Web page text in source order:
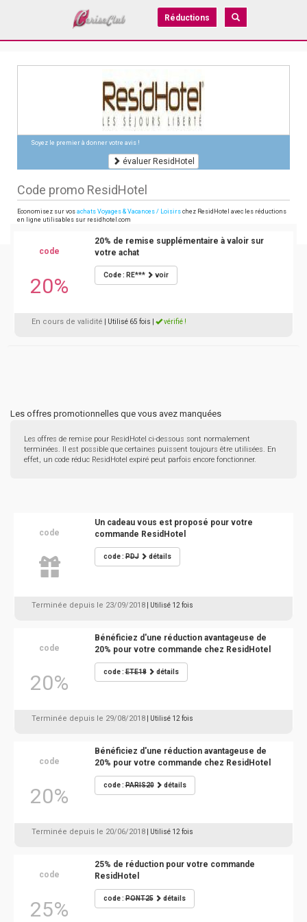
Réductions
Soyez le premier à donner votre avis !
évaluer ResidHotel
Code promo ResidHotel
Economisez sur vos achats Voyages & Vacances / Loisirs chez ResidHotel avec les réductions
en ligne utilisables sur residhotel.com
code
20%
20% de remise supplémentaire à valoir sur
votre achat
Code : RE*** voir
En cours de validité | Utilisé 65 fois vérifié !
Les offres promotionnelles que vous avez manquées
Les offres de remise pour ResidHotel ci-dessous sont normalement
terminées. Il est possible que certaines puissent toujours être utilisées. En
effet, un code réduc ResidHotel expiré peut parfois encore fonctionner.
code
Un cadeau vous est proposé pour votre
commande ResidHotel
code :PDJ détails
Terminée depuis le 23/09/2018 | Utilisé 12 fois
code
20%
Bénéficiez d'une réduction avantageuse de
20% pour votre commande chez ResidHotel
code :ETE18 détails
Terminée depuis le 29/08/2018 | Utilisé 12 fois
code
20%
Bénéficiez d'une réduction avantageuse de
20% pour votre commande chez ResidHotel
code :PARIS20 détails
Terminée depuis le 20/06/2018 | Utilisé 12 fois
code
25%
25% de réduction pour votre commande
ResidHotel
code :PONT25 détails